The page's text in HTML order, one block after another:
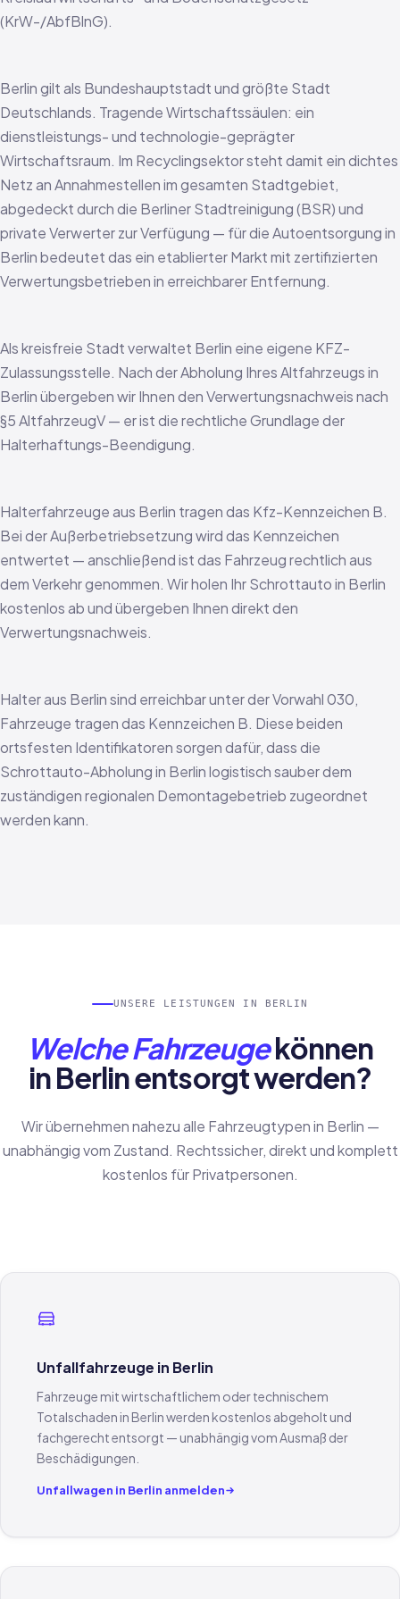
(KrW-/AbfBlnG).
Berlin gilt als Bundeshauptstadt und größte Stadt
Deutschlands. Tragende Wirtschaftssäulen: ein
dienstleistungs- und technologie-geprägter
Wirtschaftsraum. Im Recyclingsektor steht damit ein dichtes
Netz an Annahmestellen im gesamten Stadtgebiet,
abgedeckt durch die Berliner Stadtreinigung (BSR) und
private Verwerter zur Verfügung — für die Autoentsorgung in
Berlin bedeutet das ein etablierter Markt mit zertifizierten
Verwertungsbetrieben in erreichbarer Entfernung.
Als kreisfreie Stadt verwaltet Berlin eine eigene KFZ-
Zulassungsstelle. Nach der Abholung Ihres Altfahrzeugs in
Berlin übergeben wir Ihnen den Verwertungsnachweis nach
§5 AltfahrzeugV — er ist die rechtliche Grundlage der
Halterhaftungs-Beendigung.
Halterfahrzeuge aus Berlin tragen das Kfz-Kennzeichen B.
Bei der Außerbetriebsetzung wird das Kennzeichen
entwertet — anschließend ist das Fahrzeug rechtlich aus
dem Verkehr genommen. Wir holen Ihr Schrottauto in Berlin
kostenlos ab und übergeben Ihnen direkt den
Verwertungsnachweis.
Halter aus Berlin sind erreichbar unter der Vorwahl 030,
Fahrzeuge tragen das Kennzeichen B. Diese beiden
ortsfesten Identifikatoren sorgen dafür, dass die
Schrottauto-Abholung in Berlin logistisch sauber dem
zuständigen regionalen Demontagebetrieb zugeordnet
werden kann.
UNSERE LEISTUNGEN IN BERLIN
Welche Fahrzeugekönnen
in Berlin entsorgt werden?
Wir übernehmen nahezu alle Fahrzeugtypen in Berlin —
unabhängig vom Zustand. Rechtssicher, direkt und komplett
kostenlos für Privatpersonen.
Unfallfahrzeuge in Berlin
Fahrzeuge mit wirtschaftlichem oder technischem
Totalschaden in Berlin werden kostenlos abgeholt und
fachgerecht entsorgt — unabhängig vom Ausmaß der
Beschädigungen.
Unfallwagen in Berlin anmelden